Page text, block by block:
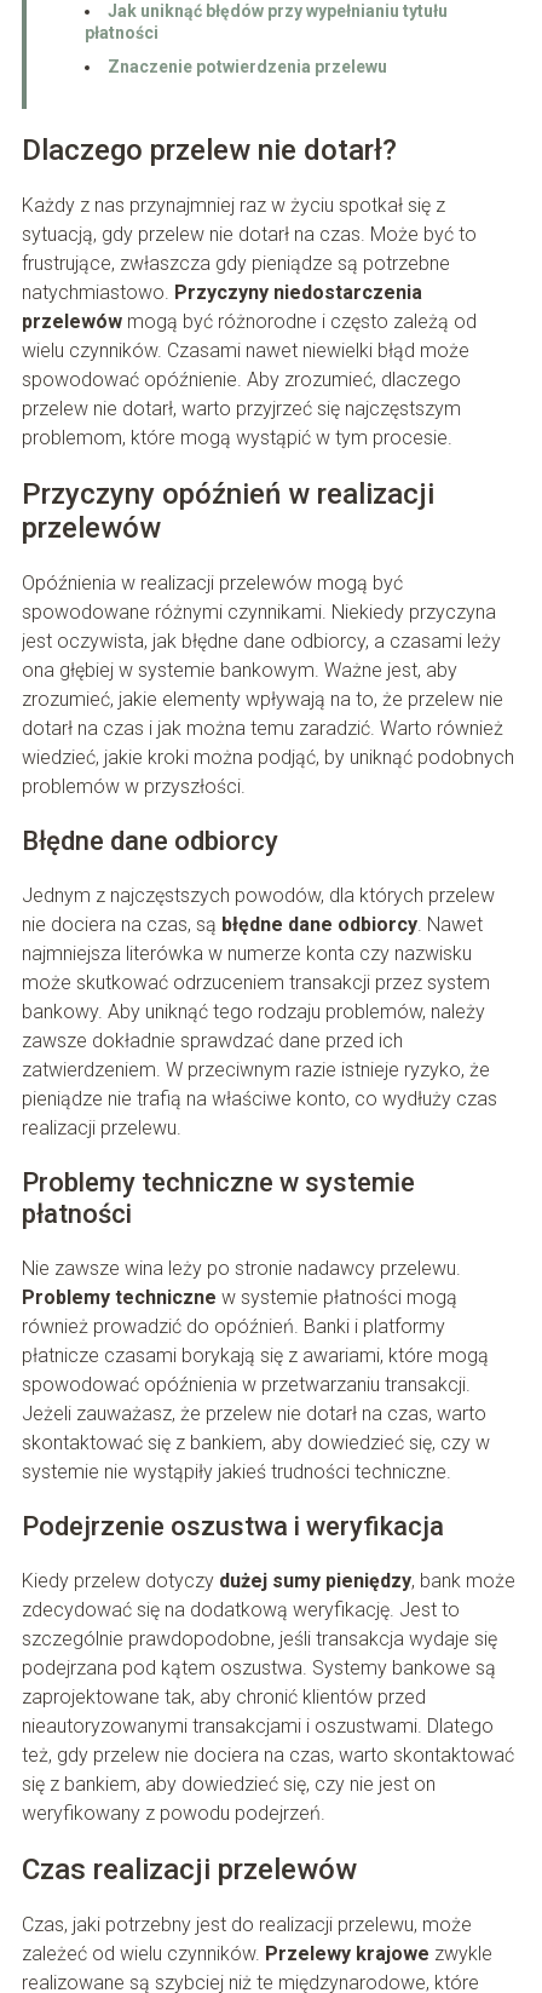
Jak uniknąć błędów przy wypełnianiu tytułu
płatności
Znaczenie potwierdzenia przelewu
Dlaczego przelew nie dotarł?
Każdy z nas przynajmniej raz w życiu spotkał się z
sytuacją, gdy przelew nie dotarł na czas. Może być to
frustrujące, zwłaszcza gdy pieniądze są potrzebne
natychmiastowo. Przyczyny niedostarczenia
przelewówmogą być różnorodne i często zależą od
wielu czynników. Czasami nawet niewielki błąd może
spowodować opóźnienie. Aby zrozumieć, dlaczego
przelew nie dotarł, warto przyjrzeć się najczęstszym
problemom, które mogą wystąpić w tym procesie.
Przyczyny opóźnień w realizacji
przelewów
Opóźnienia w realizacji przelewów mogą być
spowodowane różnymi czynnikami. Niekiedy przyczyna
jest oczywista, jak błędne dane odbiorcy, a czasami leży
ona głębiej w systemie bankowym. Ważne jest, aby
zrozumieć, jakie elementy wpływają na to, że przelew nie
dotarł na czas i jak można temu zaradzić. Warto również
wiedzieć, jakie kroki można podjąć, by uniknąć podobnych
problemów w przyszłości.
Błędne dane odbiorcy
Jednym z najczęstszych powodów, dla których przelew
nie dociera na czas, są błędne dane odbiorcy. Nawet
najmniejsza literówka w numerze konta czy nazwisku
może skutkować odrzuceniem transakcji przez system
bankowy. Aby uniknąć tego rodzaju problemów, należy
zawsze dokładnie sprawdzać dane przed ich
zatwierdzeniem. W przeciwnym razie istnieje ryzyko, że
pieniądze nie trafią na właściwe konto, co wydłuży czas
realizacji przelewu.
Problemy techniczne w systemie
płatności
Nie zawsze wina leży po stronie nadawcy przelewu.
Problemy techniczne w systemie płatności mogą
również prowadzić do opóźnień. Banki i platformy
płatnicze czasami borykają się z awariami, które mogą
spowodować opóźnienia w przetwarzaniu transakcji.
Jeżeli zauważasz, że przelew nie dotarł na czas, warto
skontaktować się z bankiem, aby dowiedzieć się, czy w
systemie nie wystąpiły jakieś trudności techniczne.
Podejrzenie oszustwa i weryfikacja
Kiedy przelew dotyczy dużej sumy pieniędzy, bank może
zdecydować się na dodatkową weryfikację. Jest to
szczególnie prawdopodobne, jeśli transakcja wydaje się
podejrzana pod kątem oszustwa. Systemy bankowe są
zaprojektowane tak, aby chronić klientów przed
nieautoryzowanymi transakcjami i oszustwami. Dlatego
też, gdy przelew nie dociera na czas, warto skontaktować
się z bankiem, aby dowiedzieć się, czy nie jest on
weryfikowany z powodu podejrzeń.
Czas realizacji przelewów
Czas, jaki potrzebny jest do realizacji przelewu, może
zależeć od wielu czynników. Przelewy krajowe zwykle
realizowane są szybciej niż te międzynarodowe, które